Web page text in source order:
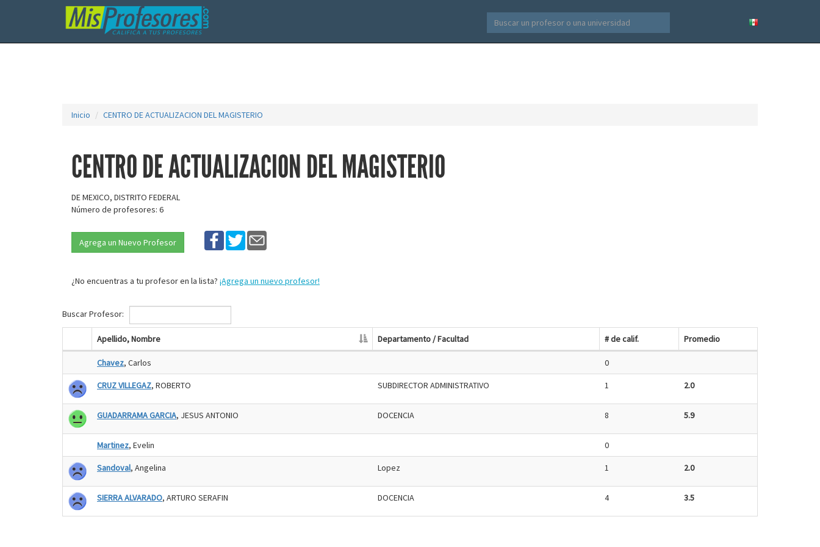
Inicio CENTRO DE ACTUALIZACION DEL MAGISTERIO
CENTRO DE ACTUALIZACION DEL MAGISTERIO
DE MEXICO, DISTRITO FEDERAL
Número de profesores: 6
Agrega un Nuevo Profesor
¿No encuentras a tu profesor en la lista? ¡Agrega un nuevo profesor!
Buscar Profesor:
Apellido, Nombre Departamento / Facultad # de calif. Promedio
Chavez, Carlos 0
CRUZ VILLEGAZ, ROBERTO SUBDIRECTOR ADMINISTRATIVO 1 2.0
GUADARRAMA GARCIA, JESUS ANTONIO DOCENCIA 8 5.9
Martinez, Evelin 0
Sandoval, Angelina Lopez 1 2.0
SIERRA ALVARADO, ARTURO SERAFIN DOCENCIA 4 3.5